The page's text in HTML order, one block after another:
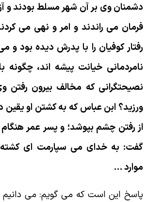
وى بر آن شهر مسلط بودند و
مى راندند و امر و نهى مى
كوفيان را با پدرش ديده بود و
خيانت پيشه اند، چگونه
كه مخالف بيرون رفتن
ابن عباس كه به كشتن او يقين
رفتن چشم بپوشد؛ و پسر عمر هنگام
به خداى مى سپارمت اى كشته
…
اين است كه مى گويم: مى دانيم